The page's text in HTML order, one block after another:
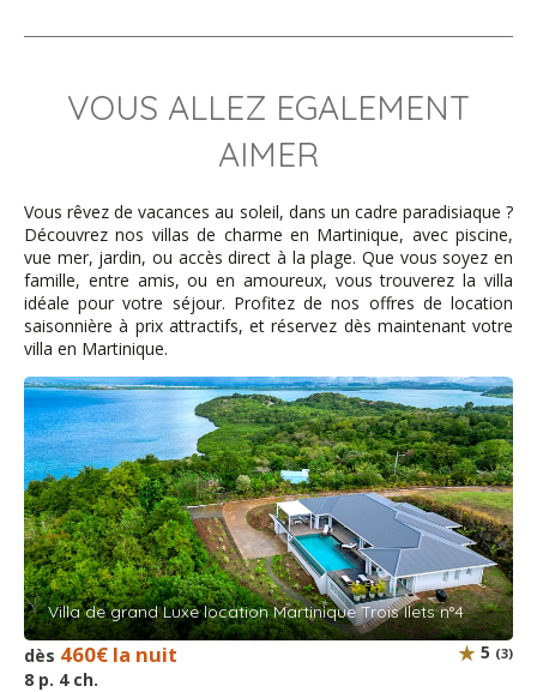
VOUS ALLEZ EGALEMENT
AIMER
Vous rêvez de vacances au soleil, dans un cadre paradisiaque ?
Découvrez nos villas de charme en Martinique, avec piscine,
vue mer, jardin, ou accès direct à la plage. Que vous soyez en
famille, entre amis, ou en amoureux, vous trouverez la villa
idéale pour votre séjour. Profitez de nos offres de location
saisonnière à prix attractifs, et réservez dès maintenant votre
villa en Martinique.
Villa de grand Luxe location Martinique Trois Ilets n°4
dès 460€ la nuit
8 p. 4 ch.
5 (3)